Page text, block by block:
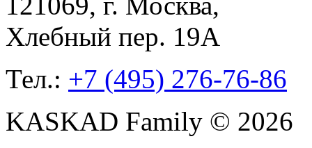
Хлебный пер. 19А
Тел.: +7 (495) 276-76-86
KASKAD Family © 2026